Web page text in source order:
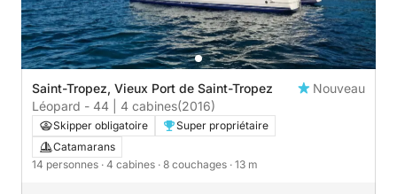
Saint-Tropez, Vieux Port de Saint-Tropez
Nouveau
Léopard - 44 | 4 cabines(2016)
Skipper obligatoire
Super propriétaire
Catamarans
14 personnes · 4 cabines · 8 couchages · 13 m